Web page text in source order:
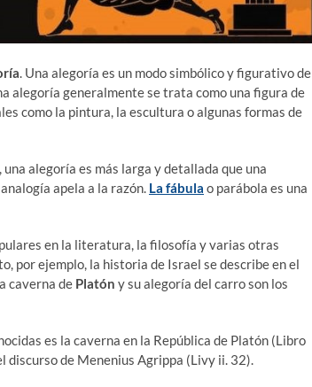
. Una alegoría es un modo simbólico y figurativo de
alegoría generalmente se trata como una figura de
como la pintura, la escultura o algunas formas de
alegoría es más larga y detallada que una
apela a la razón. La fábula o parábola es una
en la literatura, la filosofía y varias otras
por ejemplo, la historia de Israel se describe en el
caverna de Platón y su alegoría del carro son los
es la caverna en la República de Platón (Libro
discurso de Menenius Agrippa (Livy ii. 32).